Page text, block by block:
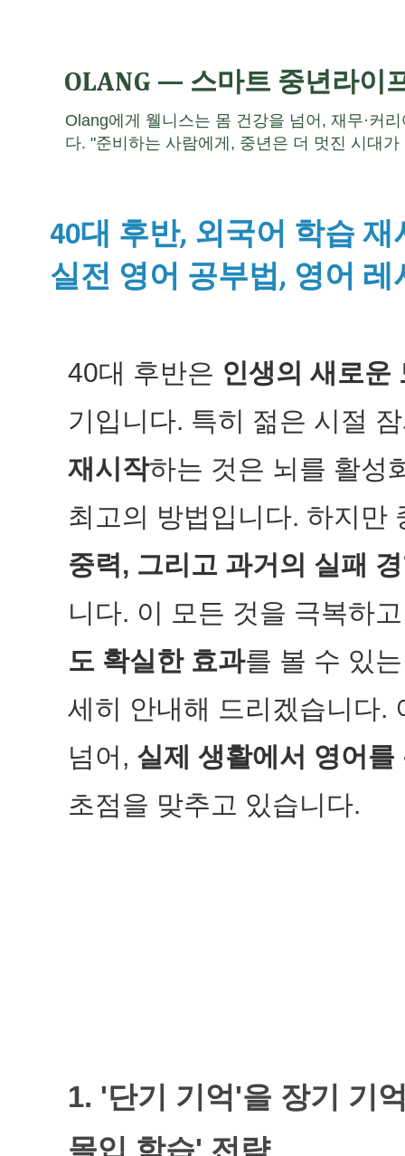
OLANG — 스마트 중년라이
Olang에게 웰니스는 몸 건강을 넘어, 재무·커
다. "준비하는 사람에게, 중년은 더 멋진 시대가
40대 후반, 외국어 학습
실전 영어 공부법, 영어
40대 후반은 인생의 새로운
기입니다. 특히 젊은 시절
재시작하는 것은 뇌를 활성
최고의 방법입니다. 하지만
중력, 그리고 과거의 실패
니다. 이 모든 것을 극복하
도 확실한 효과를 볼 수 있
세히 안내해 드리겠습니다.
넘어, 실제 생활에서 영어를
초점을 맞추고 있습니다.
1. '단기 기억'을 장기 기
몰입 학습' 전략